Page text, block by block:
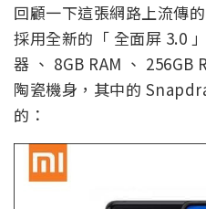
回顧一下這張網路上流傳
採用全新的「 全面屏 3.0
器 、 8GB RAM 、 256GB
陶瓷機身，其中的
的：